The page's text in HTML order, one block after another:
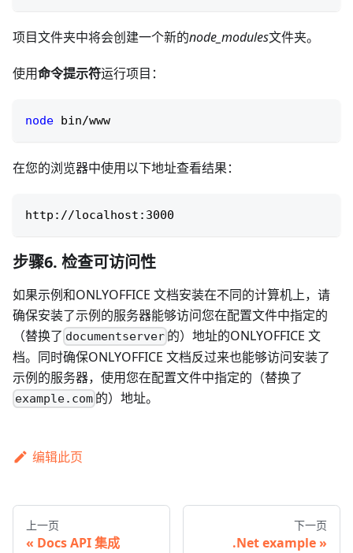
项目文件夹中将会创建一个新的node_modules文件夹。
使用命令提示符运行项目：
node bin/www
在您的浏览器中使用以下地址查看结果：
http://localhost:3000
步骤6. 检查可访问性
如果示例和ONLYOFFICE 文档安装在不同的计算机上，请
确保安装了示例的服务器能够访问您在配置文件中指定的
（替换了 documentserver 的）地址的ONLYOFFICE 文
档。同时确保ONLYOFFICE 文档反过来也能够访问安装了
示例的服务器，使用您在配置文件中指定的（替换了
example.com 的）地址。
编辑此页
上一页
Docs API 集成
下一页
.Net example